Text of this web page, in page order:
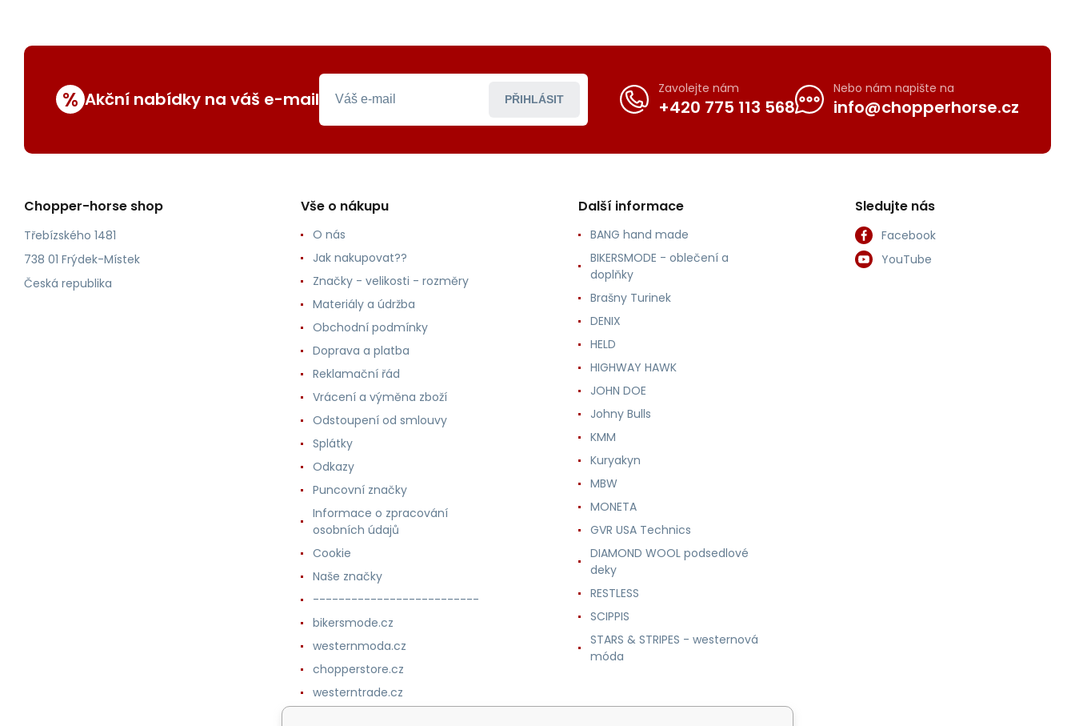
% Akční nabídky na váš e-mail PŘIHLÁSIT
Zavolejte nám
+420 775 113 568
Nebo nám napište na
info@chopperhorse.cz
Chopper-horse shop
Třebízského 1481
738 01 Frýdek-Místek
Česká republika
Vše o nákupu
O nás
Jak nakupovat??
Značky - velikosti - rozměry
Materiály a údržba
Obchodní podmínky
Doprava a platba
Reklamační řád
Vrácení a výměna zboží
Odstoupení od smlouvy
Splátky
Odkazy
Puncovní značky
Informace o zpracování
osobních údajů
Cookie
Naše značky
--------------------------
bikersmode.cz
westernmoda.cz
chopperstore.cz
westerntrade.cz
Další informace
BANG hand made
BIKERSMODE - oblečení a
doplňky
Brašny Turinek
DENIX
HELD
HIGHWAY HAWK
JOHN DOE
Johny Bulls
KMM
Kuryakyn
MBW
MONETA
GVR USA Technics
DIAMOND WOOL podsedlové
deky
RESTLESS
SCIPPIS
STARS & STRIPES - westernová
móda
Sledujte nás
Facebook
YouTube